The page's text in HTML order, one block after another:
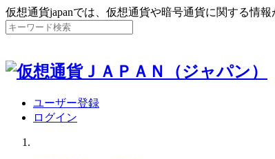
仮想通貨japanでは、仮想通貨や暗号通貨に関する情
ユーザー登録
ログイン